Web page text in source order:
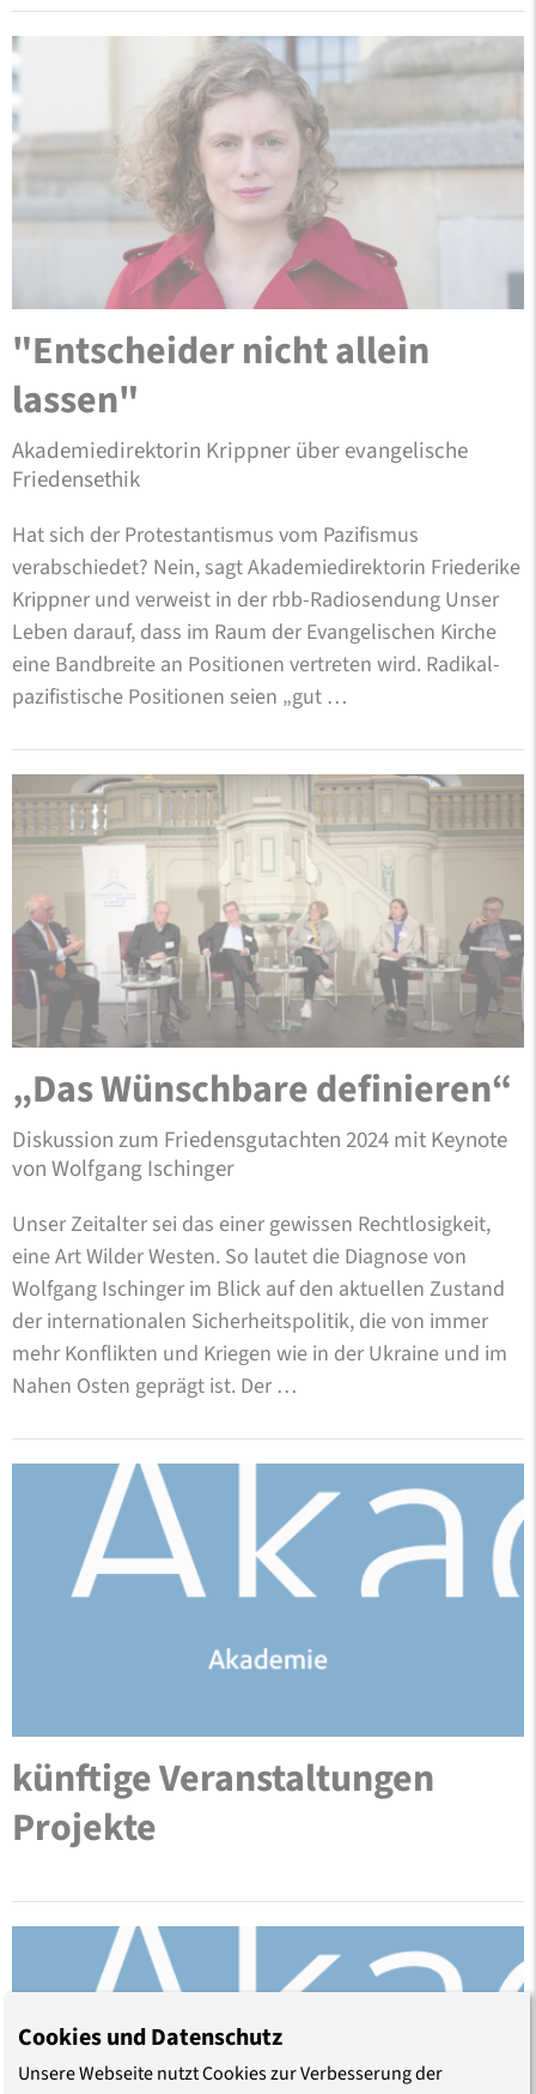
"Entscheider nicht allein
lassen"
Akademiedirektorin Krippner über evangelische
Friedensethik
Hat sich der Protestantismus vom Pazifismus
verabschiedet? Nein, sagt Akademiedirektorin Friederike
Krippner und verweist in der rbb-Radiosendung Unser
Leben darauf, dass im Raum der Evangelischen Kirche
eine Bandbreite an Positionen vertreten wird. Radikal-
pazifistische Positionen seien „gut …
„Das Wünschbare definieren“
Diskussion zum Friedensgutachten 2024 mit Keynote
von Wolfgang Ischinger
Unser Zeitalter sei das einer gewissen Rechtlosigkeit,
eine Art Wilder Westen. So lautet die Diagnose von
Wolfgang Ischinger im Blick auf den aktuellen Zustand
der internationalen Sicherheitspolitik, die von immer
mehr Konflikten und Kriegen wie in der Ukraine und im
Nahen Osten geprägt ist. Der …
künftige Veranstaltungen
Projekte
Cookies und Datenschutz
Unsere Webseite nutzt Cookies zur Verbesserung der